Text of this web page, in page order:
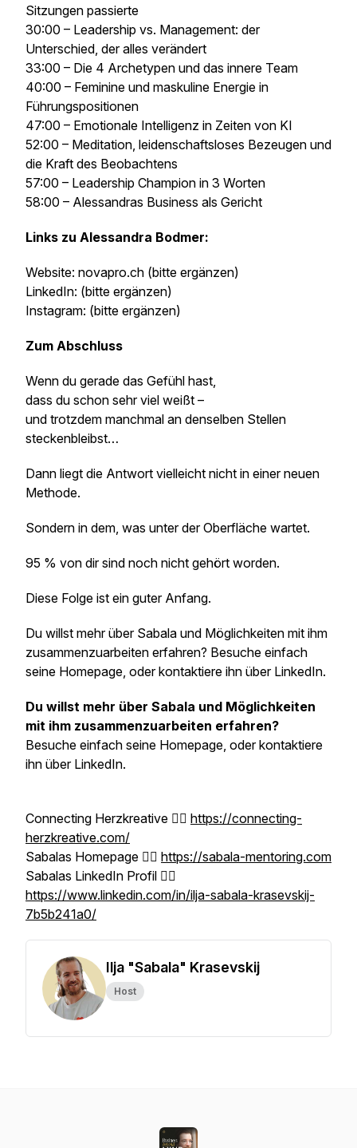
Sitzungen passierte
30:00 – Leadership vs. Management: der
Unterschied, der alles verändert
33:00 – Die 4 Archetypen und das innere Team
40:00 – Feminine und maskuline Energie in
Führungspositionen
47:00 – Emotionale Intelligenz in Zeiten von KI
52:00 – Meditation, leidenschaftsloses Bezeugen und
die Kraft des Beobachtens
57:00 – Leadership Champion in 3 Worten
58:00 – Alessandras Business als Gericht
Links zu Alessandra Bodmer:
Website: novapro.ch (bitte ergänzen)
LinkedIn: (bitte ergänzen)
Instagram: (bitte ergänzen)
Zum Abschluss
Wenn du gerade das Gefühl hast,
dass du schon sehr viel weißt –
und trotzdem manchmal an denselben Stellen
steckenbleibst…
Dann liegt die Antwort vielleicht nicht in einer neuen
Methode.
Sondern in dem, was unter der Oberfläche wartet.
95 % von dir sind noch nicht gehört worden.
Diese Folge ist ein guter Anfang.
Du willst mehr über Sabala und Möglichkeiten mit ihm
zusammenzuarbeiten erfahren? Besuche einfach
seine Homepage, oder kontaktiere ihn über LinkedIn.
Du willst mehr über Sabala und Möglichkeiten
mit ihm zusammenzuarbeiten erfahren?
Besuche einfach seine Homepage, oder kontaktiere
ihn über LinkedIn.
Connecting Herzkreative 👉🏼 https://connecting-
herzkreative.com/
Sabalas Homepage 👉🏼 https://sabala-mentoring.com
Sabalas LinkedIn Profil 👉🏼
https://www.linkedin.com/in/ilja-sabala-krasevskij-
7b5b241a0/
Ilja "Sabala" Krasevskij
Host